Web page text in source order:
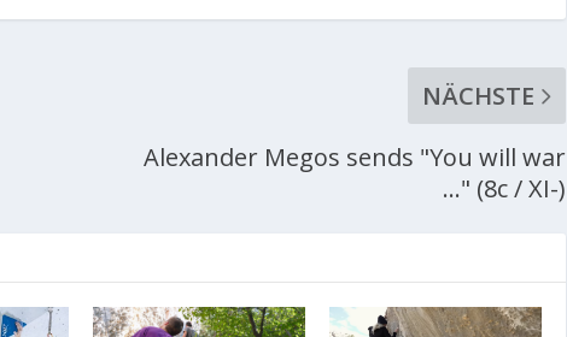
NÄCHSTE
Alexander Megos sends "You will war
..." (8c / XI-)